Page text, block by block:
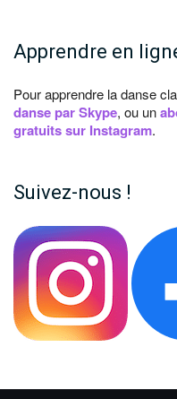
Apprendre en
Pour apprendre la danse
danse par Skype, ou un
gratuits sur Instagram.
Suivez-nous !